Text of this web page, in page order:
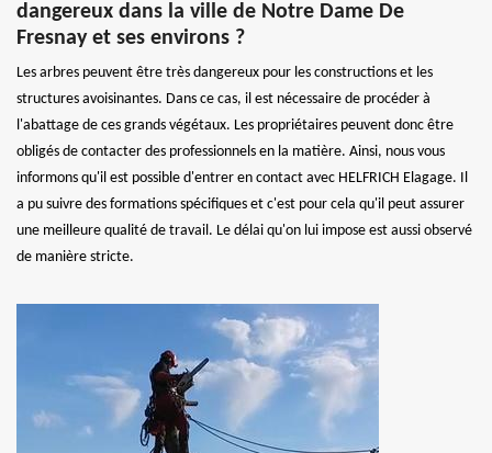
dangereux dans la ville de Notre Dame De
Fresnay et ses environs ?
Les arbres peuvent être très dangereux pour les constructions et les
structures avoisinantes. Dans ce cas, il est nécessaire de procéder à
l'abattage de ces grands végétaux. Les propriétaires peuvent donc être
obligés de contacter des professionnels en la matière. Ainsi, nous vous
informons qu'il est possible d'entrer en contact avec HELFRICH Elagage. Il
a pu suivre des formations spécifiques et c'est pour cela qu'il peut assurer
une meilleure qualité de travail. Le délai qu'on lui impose est aussi observé
de manière stricte.